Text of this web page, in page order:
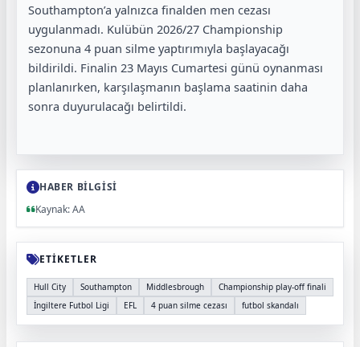
Southampton’a yalnızca finalden men cezası
uygulanmadı. Kulübün 2026/27 Championship
sezonuna 4 puan silme yaptırımıyla başlayacağı
bildirildi. Finalin 23 Mayıs Cumartesi günü oynanması
planlanırken, karşılaşmanın başlama saatinin daha
sonra duyurulacağı belirtildi.
HABER BİLGİSİ
Kaynak: AA
ETİKETLER
Hull City Southampton Middlesbrough
Championship play-off finali
İngiltere Futbol Ligi
EFL 4 puan silme cezası futbol skandalı